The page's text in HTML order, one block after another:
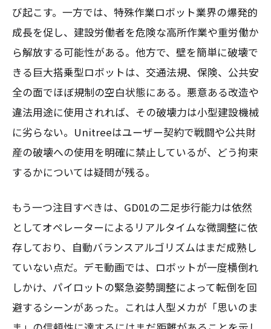
び起こす。一方では、特殊作業ロボット業界の爆発的
成長を促し、建設労働者を危険な高所作業や重労働か
ら解放する可能性がある。他方で、壁を簡単に破壊で
きる巨大搭乗型ロボットは、交通法規、保険、公共安
全の面でほぼ規制の空白状態にある。悪意ある改造や
違法用途に使用されれば、その破壊力は小型建設機械
に劣らない。Unitreeはユーザー契約で戦闘や公共財
産の破壊への使用を明確に禁止しているが、どう拘束
するかについては疑問が残る。
もう一つ注目すべきは、GD01の二足歩行能力は依然
としてオペレーターによるリアルタイムな微調整に依
存しており、自動バランスアルゴリズムはまだ成熟し
ていない点だ。デモ動画では、ロボットが一度横倒れ
しかけ、パイロットの緊急姿勢調整によって転倒を回
避するシーンがあった。これは人型メカが「思いのま